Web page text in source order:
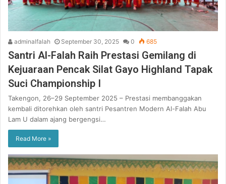
adminalfalah September 30, 2025 0 685
Santri Al-Falah Raih Prestasi Gemilang di
Kejuaraan Pencak Silat Gayo Highland Tapak
Suci Championship I
Takengon, 26–29 September 2025 – Prestasi membanggakan
kembali ditorehkan oleh santri Pesantren Modern Al-Falah Abu
Lam U dalam ajang bergengsi…
Read More »